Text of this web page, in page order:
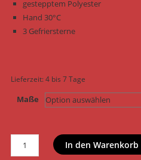
gestepptem Polyester
Hand 30°C
3 Gefriersterne
Lieferzeit:4 bis 7 Tage
Maße
Trixie
Hundemantel
In den Warenkorb